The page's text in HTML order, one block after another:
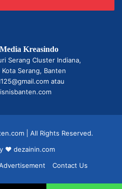
Kreasindo
Serang Cluster Indiana,
Kota Serang, Banten
atau
| All Rights Reserved.
❤ dezainin.com
Contact Us